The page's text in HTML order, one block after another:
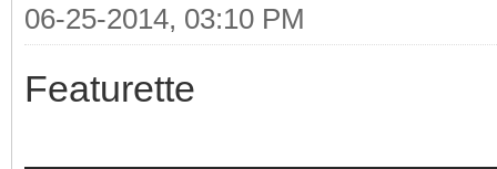
06-25-2014, 03:10 PM
Featurette